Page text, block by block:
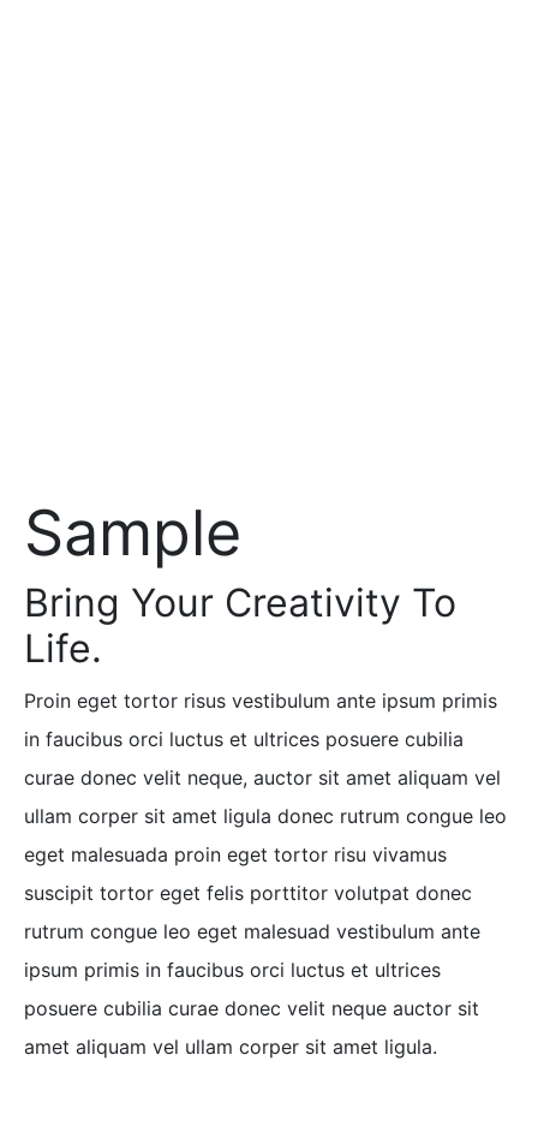
Sample
Bring Your Creativity To
Life.
Proin eget tortor risus vestibulum ante ipsum primis
in faucibus orci luctus et ultrices posuere cubilia
curae donec velit neque, auctor sit amet aliquam vel
ullam corper sit amet ligula donec rutrum congue leo
eget malesuada proin eget tortor risu vivamus
suscipit tortor eget felis porttitor volutpat donec
rutrum congue leo eget malesuad vestibulum ante
ipsum primis in faucibus orci luctus et ultrices
posuere cubilia curae donec velit neque auctor sit
amet aliquam vel ullam corper sit amet ligula.